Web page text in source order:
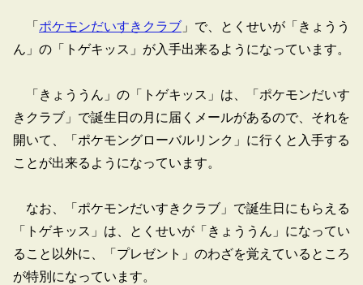
「 ポケモンだいすきクラブ 」で、とくせいが「きょうう
ん」の「トゲキッス」が入手出来るようになっています。
「きょううん」の「トゲキッス」は、「ポケモンだいす
きクラブ」で誕生日の月に届くメールがあるので、それを
開いて、「ポケモングローバルリンク」に行くと入手する
ことが出来るようになっています。
なお、「ポケモンだいすきクラブ」で誕生日にもらえる
「トゲキッス」は、とくせいが「きょううん」になってい
ること以外に、「プレゼント」のわざを覚えているところ
が特別になっています。